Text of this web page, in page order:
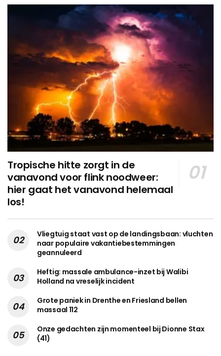
Tropische hitte zorgt in de
vanavond voor flink noodweer:
hier gaat het vanavond helemaal
los!
Vliegtuig staat vast op de landingsbaan: vluchten
naar populaire vakantiebestemmingen
geannuleerd
Heftig: massale ambulance-inzet bij Walibi
Holland na vreselijk incident
Grote paniek in Drenthe en Friesland bellen
massaal 112
Onze gedachten zijn momenteel bij Dionne Stax
(41)